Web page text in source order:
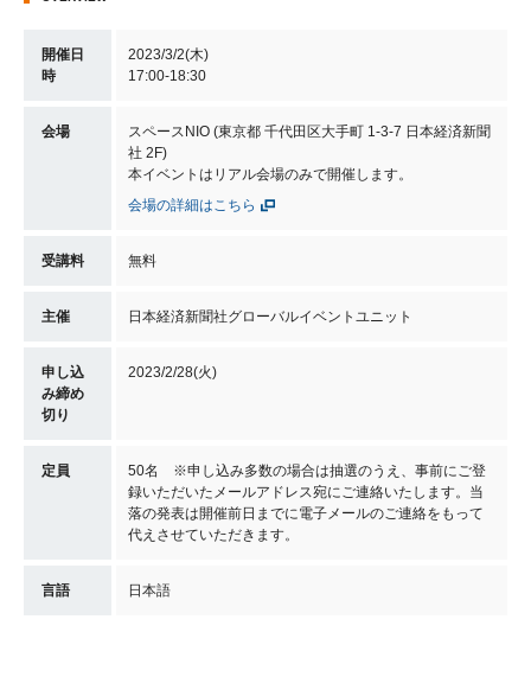
開催日
時
2023/3/2(木)
17:00-18:30
会場
スペースNIO (東京都 千代田区大手町 1-3-7 日本経済新聞
社 2F)
本イベントはリアル会場のみで開催します。
会場の詳細はこちら
受講料 無料
主催 日本経済新聞社グローバルイベントユニット
申し込
み締め
切り
2023/2/28(火)
定員
50名 ※申し込み多数の場合は抽選のうえ、事前にご登
録いただいたメールアドレス宛にご連絡いたします。当
落の発表は開催前日までに電子メールのご連絡をもって
代えさせていただきます。
言語 日本語